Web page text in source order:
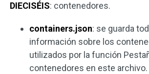
DIECISÉIS: contenedores.
containers.json: se guarda
información sobre los
utilizados por la función
contenedores en este archivo.